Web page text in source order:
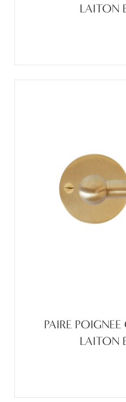
LAITON
PAIRE
LAITON